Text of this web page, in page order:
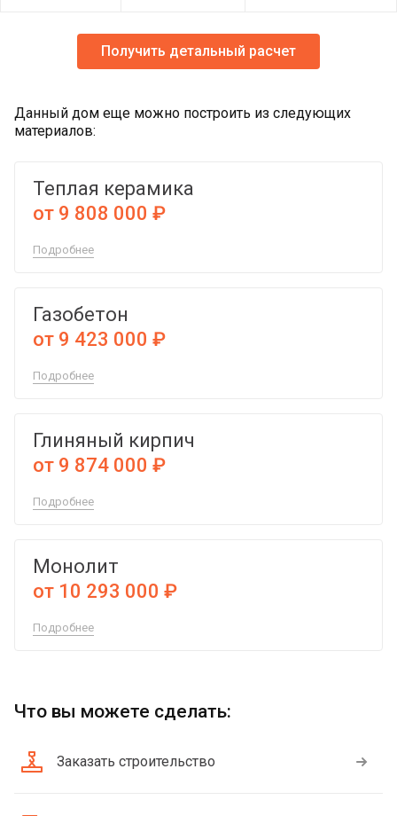
Получить детальный расчет
Данный дом еще можно построить из следующих
материалов:
Теплая керамика
от 9 808 000 ₽
Подробнее
Газобетон
от 9 423 000 ₽
Подробнее
Глиняный кирпич
от 9 874 000 ₽
Подробнее
Монолит
от 10 293 000 ₽
Подробнее
Что вы можете сделать:
Заказать строительство